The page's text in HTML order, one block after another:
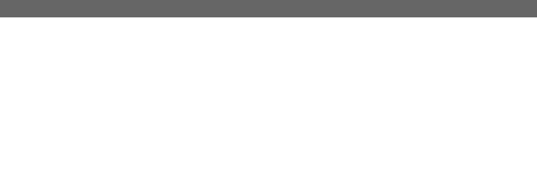
Bluetooth-
C hub med NVMe SSD-kapsling för
för Apple Watch med USB-C och 5